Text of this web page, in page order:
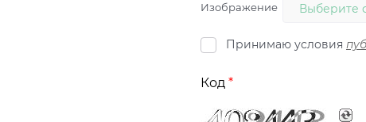
Изображение Выберите
Принимаю условия
Код